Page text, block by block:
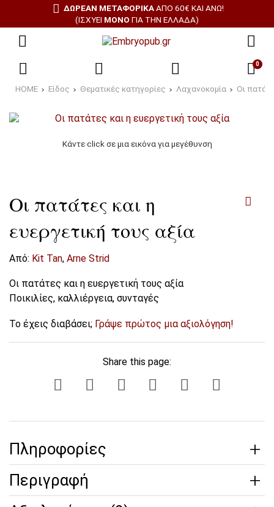
ΔΩΡΕΑΝ ΜΕΤΑΦΟΡΙΚΑΑΠΌ 60€ ΚΑΙ ΆΝΩ!
(ΙΣΧΎΕΙ ΜΌΝΟ ΓΙΑ ΤΗΝ ΕΛΛΆΔΑ)
0
HOME Είδος Θεματικές κατηγορίες Λαχανοκομία Οι
Κάντε click σε μια εικόνα για μεγέθυνση
Οι πατάτες και η
ευεργετική τους αξία
Από: Kit Tan, Arne Strid
Οι πατάτες και η ευεργετική τους αξία
Ποικιλίες, καλλιέργεια, συνταγές
Το έχεις διαβάσει; Γράψε πρώτος μια αξιολόγηση!
Share this page:
Πληροφορίες
Περιγραφή